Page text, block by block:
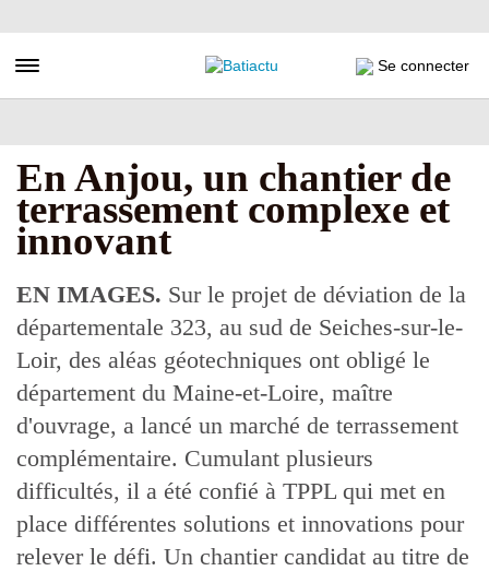
au
principal
Toggle navigation Se connecter
En Anjou, un chantier de
terrassement complexe et
innovant
EN IMAGES. Sur le projet de déviation de la
départementale 323, au sud de Seiches-sur-le-
Loir, des aléas géotechniques ont obligé le
département du Maine-et-Loire, maître
d'ouvrage, a lancé un marché de terrassement
complémentaire. Cumulant plusieurs
difficultés, il a été confié à TPPL qui met en
place différentes solutions et innovations pour
relever le défi. Un chantier candidat au titre de